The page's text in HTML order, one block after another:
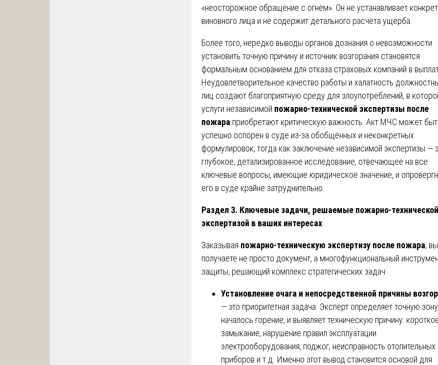
«неосторожное обращение с огнём». Он не устанавливает
виновного лица и не содержит детального расчёта ущерба.
Более того, нередко выводы органов дознания о невозможности
установить точную причину и источник возгорания становятся
формальным основанием для отказа страховых компаний в
Неудовлетворительное качество работы и халатность
лиц создают благоприятную среду для злоупотреблений, в
услуги независимой пожарно-технической экспертизы после
пожара приобретают критическую важность. Акт МЧС может
успешно оспорен в суде из-за обобщённых и неконкретных
формулировок, тогда как заключение независимой экспертизы —
глубокое, детализированное исследование, отвечающее на все
ключевые вопросы, имеющие юридическое значение, и
его в суде крайне затруднительно.
Раздел 3. Ключевые задачи, решаемые пожарно-технической
экспертизой в ваших интересах
Заказывая пожарно-техническую экспертизу после пожара, вы
получаете не просто документ, а многофункциональный
защиты, решающий комплекс стратегических задач:
Установление очага и непосредственной причины
— это приоритетная задача. Эксперт определяет точную
началось горение, и выявляет техническую причину:
замыкание, нарушение правил эксплуатации
электрооборудования, поджог, неисправность отопительных
приборов и т.д. Именно этот вывод становится основой для